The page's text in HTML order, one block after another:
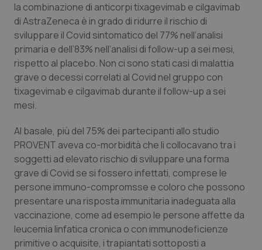
Basilicata
Calabria
Campania
Emilia-Romagna
Friuli Venezia Giulia
Lazio
Liguria
Lombardia
Artrite & artrosi
Asma & BPCO
Car-T
Colesterolo & coronaropatie
Dermatite Atopica
Diabete & glucometri
Disturbi dell’umore
Dolore
QS Club Newsletter
la combinazione di anticorpi tixagevimab e cilgavimab
di AstraZeneca è in grado di ridurre il rischio di
sviluppare il Covid sintomatico del 77% nell’analisi
primaria e dell’83% nell’analisi di follow-up a sei mesi,
rispetto al placebo. Non ci sono stati casi di malattia
grave o decessi correlati al Covid nel gruppo con
tixagevimab e cilgavimab durante il follow-up a sei
mesi.
Al basale, più del 75% dei partecipanti allo studio
PROVENT aveva co-morbidità che li collocavano tra i
soggetti ad elevato rischio di sviluppare una forma
grave di Covid se si fossero infettati, comprese le
persone immuno-compromsse e coloro che possono
presentare una risposta immunitaria inadeguata alla
vaccinazione, come ad esempio le persone affette da
leucemia linfatica cronica o con immunodeficienze
primitive o acquisite, i trapiantati sottoposti a